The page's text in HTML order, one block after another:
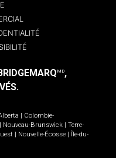
MD,
Colombie-
Nouveau-Brunswick
Terre-
Nouvelle-Écosse
Île-du-